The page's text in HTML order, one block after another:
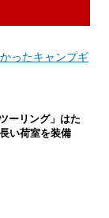
ったキャンプギ
ーリング」はた
い荷室を装備